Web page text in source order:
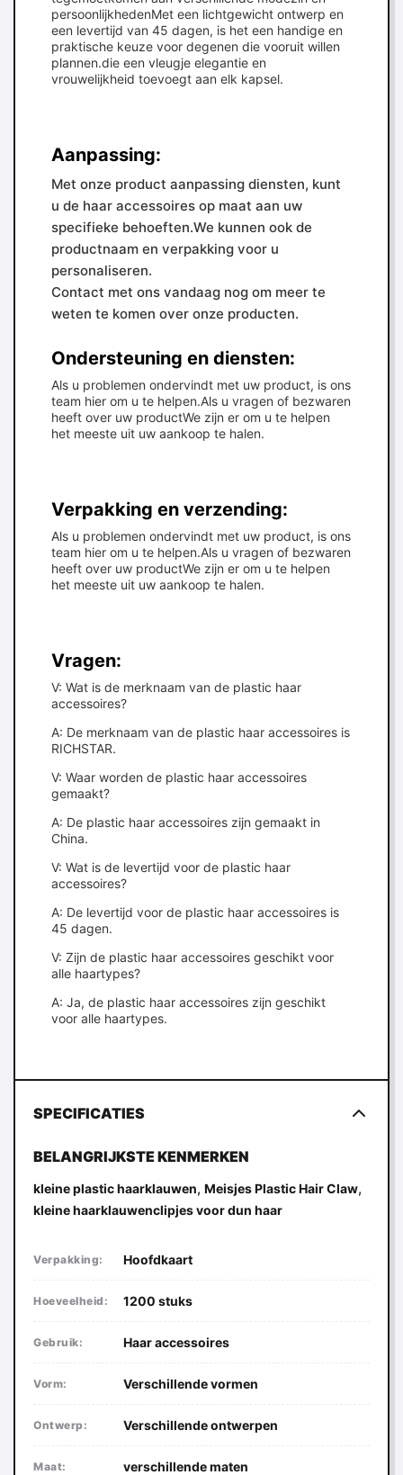
persoonlijkhedenMet een lichtgewicht ontwerp en
een levertijd van 45 dagen, is het een handige en
praktische keuze voor degenen die vooruit willen
plannen.die een vleugje elegantie en
vrouwelijkheid toevoegt aan elk kapsel.
Aanpassing:
Met onze product aanpassing diensten, kunt
u de haar accessoires op maat aan uw
specifieke behoeften.We kunnen ook de
productnaam en verpakking voor u
personaliseren.
Contact met ons vandaag nog om meer te
weten te komen over onze producten.
Ondersteuning en diensten:
Als u problemen ondervindt met uw product, is ons
team hier om u te helpen.Als u vragen of bezwaren
heeft over uw productWe zijn er om u te helpen
het meeste uit uw aankoop te halen.
Verpakking en verzending:
Als u problemen ondervindt met uw product, is ons
team hier om u te helpen.Als u vragen of bezwaren
heeft over uw productWe zijn er om u te helpen
het meeste uit uw aankoop te halen.
Vragen:
V: Wat is de merknaam van de plastic haar
accessoires?
A: De merknaam van de plastic haar accessoires is
RICHSTAR.
V: Waar worden de plastic haar accessoires
gemaakt?
A: De plastic haar accessoires zijn gemaakt in
China.
V: Wat is de levertijd voor de plastic haar
accessoires?
A: De levertijd voor de plastic haar accessoires is
45 dagen.
V: Zijn de plastic haar accessoires geschikt voor
alle haartypes?
A: Ja, de plastic haar accessoires zijn geschikt
voor alle haartypes.
SPECIFICATIES
BELANGRIJKSTE KENMERKEN
kleine plastic haarklauwen, Meisjes Plastic Hair Claw,
kleine haarklauwenclipjes voor dun haar
Verpakking: Hoofdkaart
Hoeveelheid: 1200 stuks
Gebruik: Haar accessoires
Vorm: Verschillende vormen
Ontwerp: Verschillende ontwerpen
Maat: verschillende maten